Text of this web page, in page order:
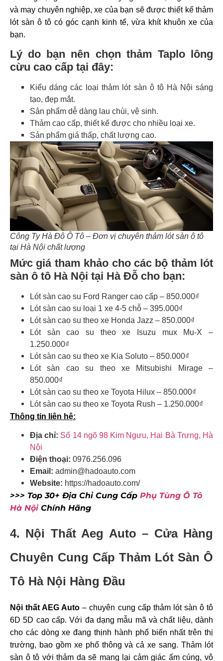
và may chuyên nghiệp, xe của bạn sẽ được thiết kế thảm
lót sàn ô tô có góc cạnh kinh tế, vừa khít khuôn xe của
bạn.
Lý do bạn nên chọn thảm Taplo lông
cừu cao cấp tại đây:
Kiểu dáng các loại thảm lót sàn ô tô Hà Nội sáng
tạo, đẹp mắt.
Sản phẩm dễ dàng lau chùi, vệ sinh.
Thảm cao cấp, thiết kế được cho nhiều loại xe.
Sản phẩm giá thấp, chất lượng cao.
Công Ty Hà Đô Ô Tô – Đơn vị chuyên thảm lót sàn ô tô
tại Hà Nội chất lượng
Mức giá tham khảo cho các bộ thảm lót
sàn ô tô Hà Nội tại Hà Đỗ cho bạn:
Lót sàn cao su Ford Ranger cao cấp – 850.000₫
Lót sàn cao su loại 1 xe 4-5 chỗ – 395.000₫
Lót sàn cao su theo xe Honda Jazz – 850.000₫
Lót sàn cao su theo xe Isuzu mux Mu-X –
1.250.000₫
Lót sàn cao su theo xe Kia Soluto – 850.000₫
Lót sàn cao su theo xe Mitsubishi Mirage –
850.000₫
Lót sàn cao su theo xe Toyota Hilux – 850.000₫
Lót sàn cao su theo xe Toyota Rush – 1.250.000₫
Thông tin liên hệ:
Địa chỉ: Số 14 ngõ 98 Kim Ngưu, Hai Bà Trưng, Hà
Nội
Điện thoại: 0976.256.096
Email: admin@hadoauto.com
Website: https://hadoauto.com/
>>> Top 30+ Địa Chỉ Cung Cấp Phụ Tùng Ô Tô
Hà NộiChính Hãng
4. Nội Thất Aeg Auto – Cửa Hàng
Chuyên Cung Cấp Thảm Lót Sàn Ô
Tô Hà Nội Hàng Đầu
Nội thất AEG Auto – chuyên cung cấp thảm lót sàn ô tô
6D 5D cao cấp. Với đa dạng mẫu mã và chất liệu, dành
cho các dòng xe đang thịnh hành phổ biến nhất trên thị
trường, bao gồm xe phổ thông và cả xe sang. Thảm lót
sàn ô tô với thảm da sẽ mang lại cảm giác ấm cúng, vô